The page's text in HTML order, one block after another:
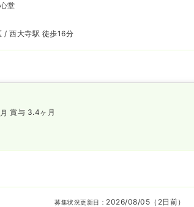
堂
/ 西大寺駅 徒歩16分
賞与 3.4ヶ月
募集状況更新日： 2026/08/05（2日前）